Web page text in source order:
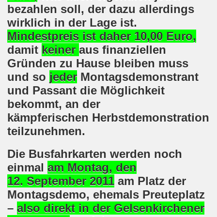
bezahlen soll, der dazu allerdings
wirklich in der Lage ist.
Mindestpreis ist daher 10,00 Euro,
damit keiner aus finanziellen
Gründen zu Hause bleiben muss
und so jeder Montagsdemonstrant
und Passant die Möglichkeit
bekommt, an der
kämpferischen Herbstdemonstration
teilzunehmen.
Die Busfahrkarten werden noch
einmal am Montag, den
12. September 2011 am Platz der
Montagsdemo, ehemals Preuteplatz
– also direkt in der Gelsenkirchener
Bewegung am 17.05.2021 setzt Zeichen der Solidarität
am 12.04.2021: Klare Kante gegen Corona-
als einer der Schwerpunkt-Themen am 12.04.2021 der
am 29.03.2021 mit großem Zuspruch -
Bewegung am 29.03.2021 steht konsequent
sendet kämpferische Grüße am 08.03.2021 zum
Montagsdemo-Bewegung am 08. März
bei Eiseskälte gegen die katastrophale Flüchtlings-
Montagsdemo-Bewegung am 15. Februar 2021